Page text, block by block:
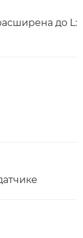
до L: